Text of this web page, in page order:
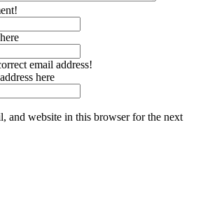
email address!
here
and website in this browser for the next